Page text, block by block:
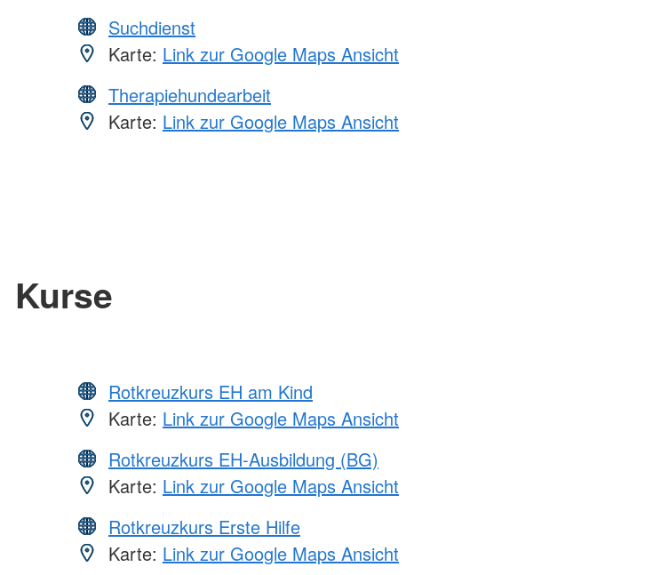
Suchdienst
Karte: Link zur Google Maps Ansicht
Therapiehundearbeit
Karte: Link zur Google Maps Ansicht
Kurse
Rotkreuzkurs EH am Kind
Karte: Link zur Google Maps Ansicht
Rotkreuzkurs EH-Ausbildung (BG)
Karte: Link zur Google Maps Ansicht
Rotkreuzkurs Erste Hilfe
Karte: Link zur Google Maps Ansicht